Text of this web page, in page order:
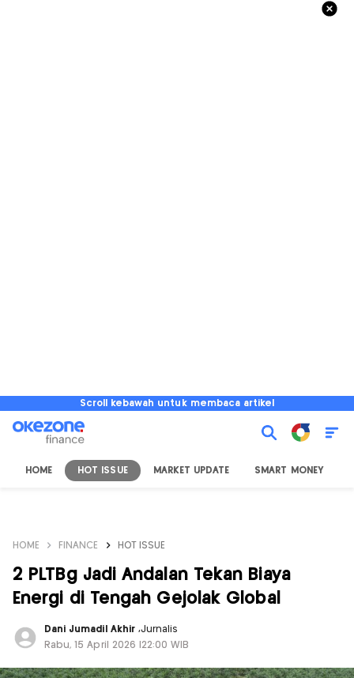
Scroll kebawah untuk membaca artikel
HOME HOT ISSUE MARKET UPDATE SMART MONEY
HOME FINANCE HOT ISSUE
2 PLTBg Jadi Andalan Tekan Biaya
Energi di Tengah Gejolak Global
Dani Jumadil Akhir ,Jurnalis
Rabu, 15 April 2026 |22:00 WIB